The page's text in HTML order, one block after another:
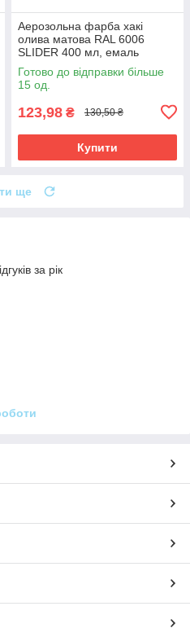
Аерозольна фарба хакі
олива матова RAL 6006
SLIDER 400 мл, емаль
фарба у балончику хакі
Готово до відправки більше
15 од.
123,98 ₴ 130,50 ₴
Купити
ще
за рік